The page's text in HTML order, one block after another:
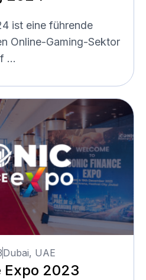
ist eine führende
Online-Gaming-Sektor
...
Dubai, UAE
Expo 2023